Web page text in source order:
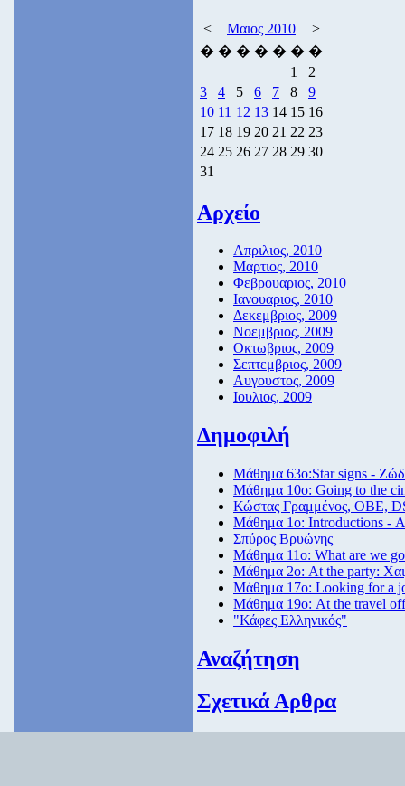
< Μαιος 2010
>
� � � � � � �
1
2
3
4 5 6 7 8
9
10 11 12 13 14 15 16
17 18 19 20 21 22 23
24 25 26 27 28 29 30
31
Αρχείο
Απριλιος, 2010
Μαρτιος, 2010
Φεβρουαριος, 2010
Ιανουαριος, 2010
Δεκεμβριος, 2009
Νοεμβριος, 2009
Οκτωβριος, 2009
Σεπτεμβριος, 2009
Αυγουστος, 2009
Ιουλιος, 2009
Δημοφιλή
Μάθημα 63ο:Star signs -
Μάθημα 10ο: Going to the
Κώστας Γραμμένος, ΟΒΕ,
Μάθημα 1ο: Introductions -
Σπύρος Βρυώνης
Μάθημα 11ο: What are we
Μάθημα 2ο: At the party:
Μάθημα 17ο: Looking for a
Μάθημα 19ο: At the travel
"Κάφες Ελληνικός"
Αναζήτηση
Σχετικά Αρθρα